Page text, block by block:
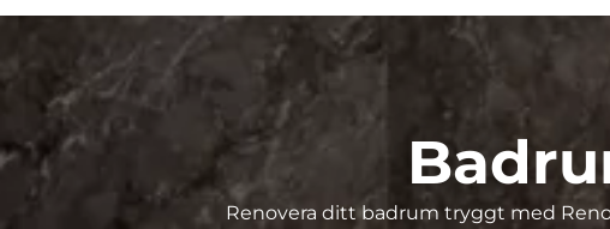
Renovera ditt badrum tryggt med